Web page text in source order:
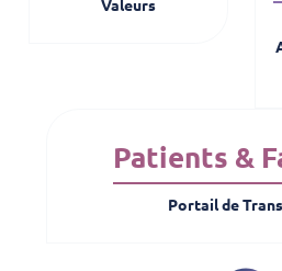
Valeurs
Patients &
Portail de